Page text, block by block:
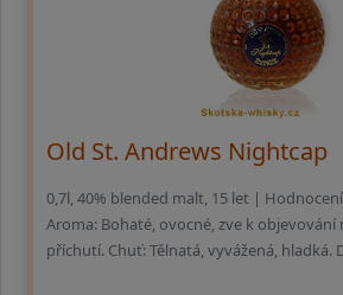
Old St. Andrews Nightcap
0,7l, 40% blended malt, 15 let |
Aroma: Bohaté, ovocné, zve k
příchutí. Chuť: Tělnatá, vyvážená, hladká.